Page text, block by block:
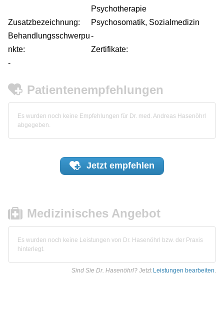
Psychotherapie
Zusatzbezeichnung:
Psychosomatik, Sozialmedizin
Behandlungsschwerpu
nkte:
-
Zertifikate:
-
Patientenempfehlungen
Es wurden noch keine Empfehlungen für Dr. med. Andreas Hasenöhrl
abgegeben.
Jetzt empfehlen
Medizinisches Angebot
Es wurden noch keine Leistungen von Dr. Hasenöhrl bzw. der Praxis
hinterlegt.
Sind Sie Dr. Hasenöhrl? Jetzt Leistungen bearbeiten.